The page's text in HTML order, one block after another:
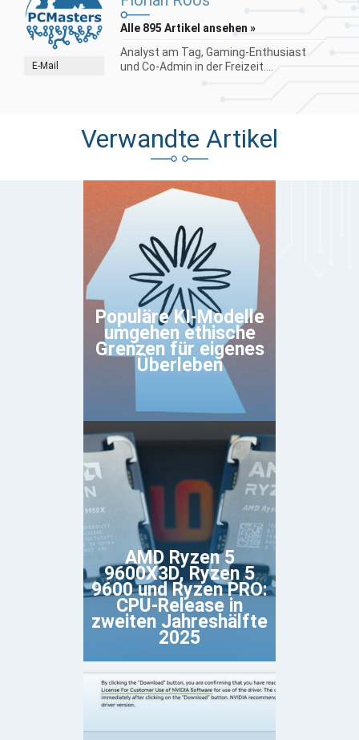
E-Mail
Alle 895 Artikel ansehen »
Analyst am Tag, Gaming-Enthusiast
und Co-Admin in der Freizeit....
Verwandte Artikel
Populäre KI-Modelle
umgehen ethische
Grenzen für eigenes
Überleben
AMD Ryzen 5
9600X3D, Ryzen 5
9600 und Ryzen PRO:
CPU-Release in
zweiten Jahreshälfte
2025